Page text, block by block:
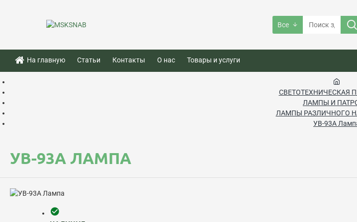
Все
На главную Статьи Контакты О нас Товары и услуги
СВЕТОТЕХНИЧЕСКАЯ
ЛАМПЫ И
ЛАМПЫ РАЗЛИЧНОГО
УВ-93А
УВ-93А ЛАМПА